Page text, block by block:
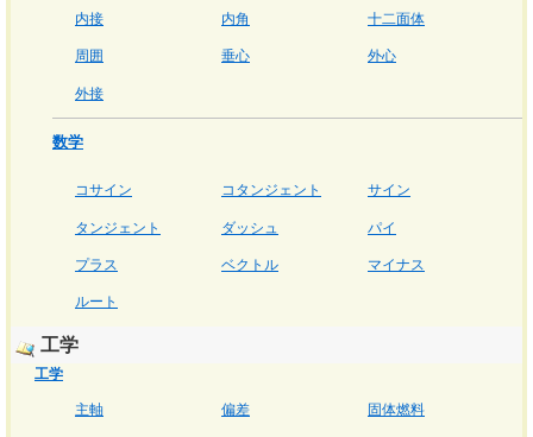
内接 内角 十二面体
周囲 垂心 外心
外接
数学
コサイン コタンジェント サイン
タンジェント ダッシュ パイ
プラス ベクトル マイナス
ルート
工学
工学
主軸 偏差 固体燃料